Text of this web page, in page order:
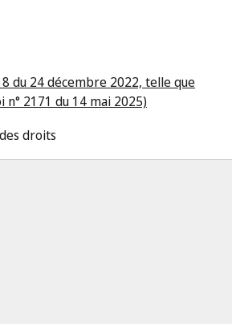
du 24 décembre 2022, telle que
n° 2171 du 14 mai 2025)
droits